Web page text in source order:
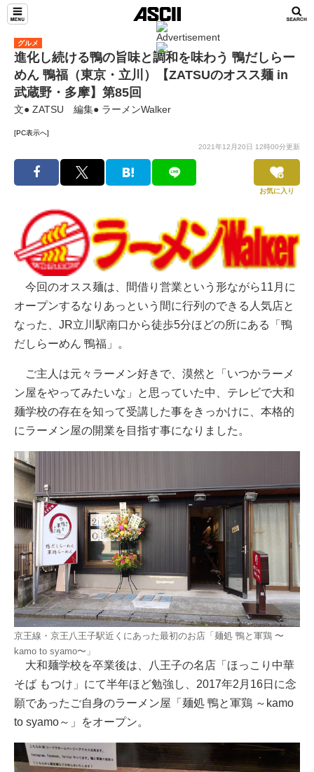
グルメ
進化し続ける鴨の旨味と調和を味わう 鴨だしらー
めん 鴨福（東京・立川）【ZATSUのオスス麺 in
武蔵野・多摩】第85回
文● ZATSU 編集● ラーメンWalker
[PC表示へ]
2021年12月20日 12時00分更新
お気に入り
今回のオスス麺は、間借り営業という形ながら11月に
オープンするなりあっという間に行列のできる人気店と
なった、JR立川駅南口から徒歩5分ほどの所にある「鴨
だしらーめん 鴨福」。
ご主人は元々ラーメン好きで、漠然と「いつかラーメ
ン屋をやってみたいな」と思っていた中、テレビで大和
麺学校の存在を知って受講した事をきっかけに、本格的
にラーメン屋の開業を目指す事になりました。
京王線・京王八王子駅近くにあった最初のお店「麺処 鴨と軍鶏 〜
kamo to syamo〜」
大和麺学校を卒業後は、八王子の名店「ほっこり中華
そば もつけ」にて半年ほど勉強し、2017年2月16日に念
願であったご自身のラーメン屋「麺処 鴨と軍鶏 ～kamo
to syamo～」をオープン。